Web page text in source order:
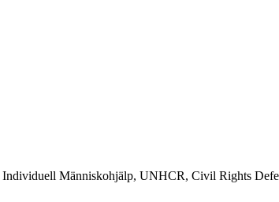
Individuell Människohjälp, UNHCR, Civil Rights